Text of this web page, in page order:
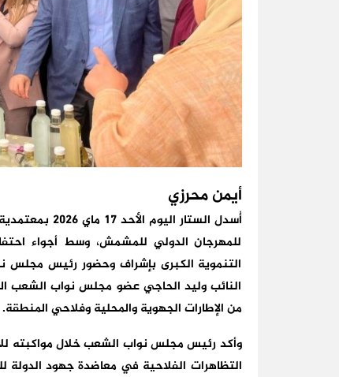
أيمن محرزي
أُسدل الستار
للمهرجان الدولي للمشمش، وسط أجواء
التنموية الكبرى بإشراف وحضور رئيس
النائب وليد الحاجي عضو مجلس نواب الشعب
من الإطارات الجهوية والمحلية وفلاحي المنطقة.
وأكد رئيس مجلس نواب الشعب خلال مواكبته
التظاهرات الفلاحية في معاضدة جهود الدولة